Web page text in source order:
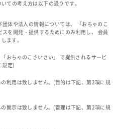
ての考え方は以下の通りです。
体や法人の情報については、 「おちゃのこ
を開発・提供するためにのみ利用し、 会員
ます。
おちゃのこさいさい」 で提供されるサービ
規定)
利用は致しません。(目的は下記、第2項に規
開示は致しません。(管理は下記、第2項に規